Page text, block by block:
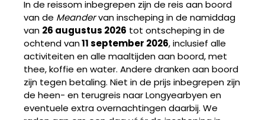
In de reissom inbegrepen zijn de reis aan boord
van de Meandervan inscheping in de namiddag
van 26 augustus 2026 tot ontscheping in de
ochtend van11 september 2026, inclusief alle
activiteiten en alle maaltijden aan boord, met
thee, koffie en water. Andere dranken aan boord
zijn tegen betaling. Niet in de prijs inbegrepen zijn
de heen- en terugreis naar Longyearbyen en
eventuele extra overnachtingen daarbij. We